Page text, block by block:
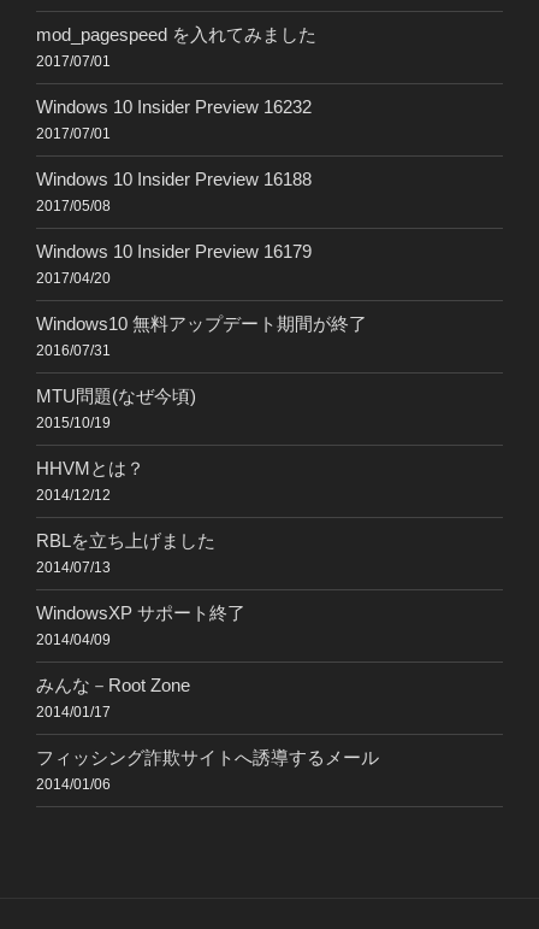
mod_pagespeed を入れてみました
2017/07/01
Windows 10 Insider Preview 16232
2017/07/01
Windows 10 Insider Preview 16188
2017/05/08
Windows 10 Insider Preview 16179
2017/04/20
Windows10 無料アップデート期間が終了
2016/07/31
MTU問題(なぜ今頃)
2015/10/19
HHVMとは？
2014/12/12
RBLを立ち上げました
2014/07/13
WindowsXP サポート終了
2014/04/09
みんな－Root Zone
2014/01/17
フィッシング詐欺サイトへ誘導するメール
2014/01/06